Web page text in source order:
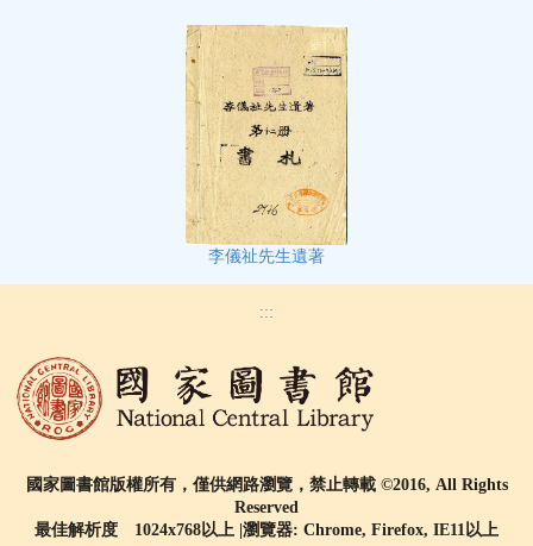
李儀祉先生遺著
:::
國家圖書館版權所有，僅供網路瀏覽，禁止轉載 ©2016, All Rights
Reserved
最佳解析度 1024x768以上 |瀏覽器: Chrome, Firefox, IE11以上